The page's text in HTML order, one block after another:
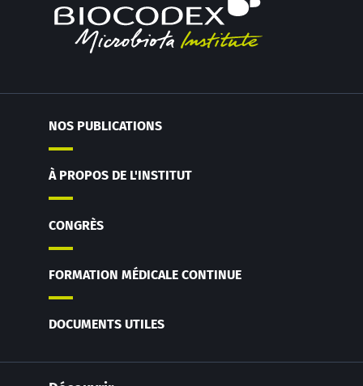
NOS PUBLICATIONS
À PROPOS DE L'INSTITUT
CONGRÈS
FORMATION MÉDICALE CONTINUE
DOCUMENTS UTILES